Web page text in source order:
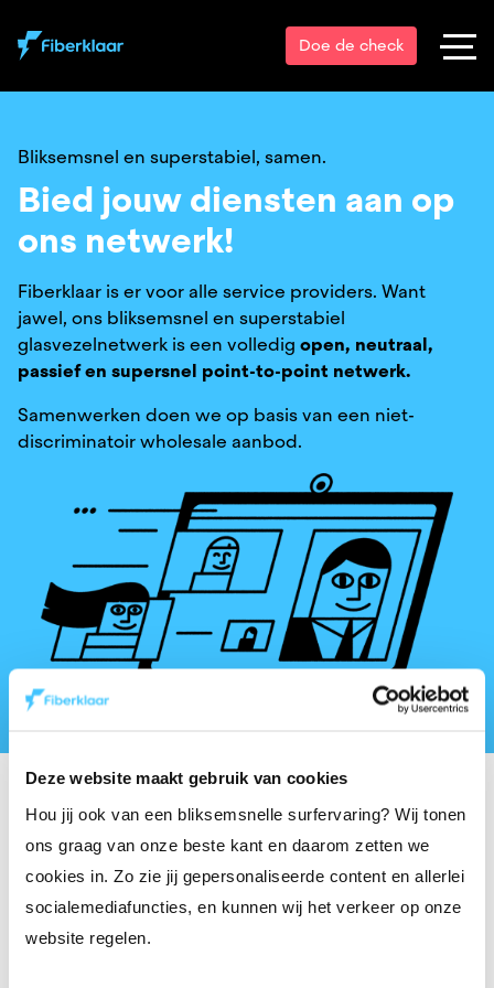
Deze website maakt gebruik van cookies
Hou jij ook van een bliksemsnelle surfervaring? Wij tonen
ons graag van onze beste kant en daarom zetten we
cookies in. Zo zie jij gepersonaliseerde content en allerlei
socialemediafuncties, en kunnen wij het verkeer op onze
website regelen.
Doe de check
Bliksemsnel en superstabiel, samen.
Bied jouw diensten aan op
ons netwerk!
Fiberklaar is er voor alle service providers. Want
jawel, ons bliksemsnel en superstabiel
glasvezelnetwerk is een volledig open, neutraal,
passief en supersnel point-to-point netwerk.
Samenwerken doen we op basis van een niet-
discriminatoirwholesale aanbod.
Ontdek ons aanbod
Wil je als telecomoperator of serviceprovider
gebruik maken van het Fiberklaarnetwerk?Ontdek
hierons niet-discriminatoir